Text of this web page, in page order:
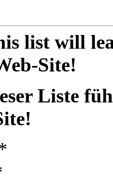
list will
Site!
Liste